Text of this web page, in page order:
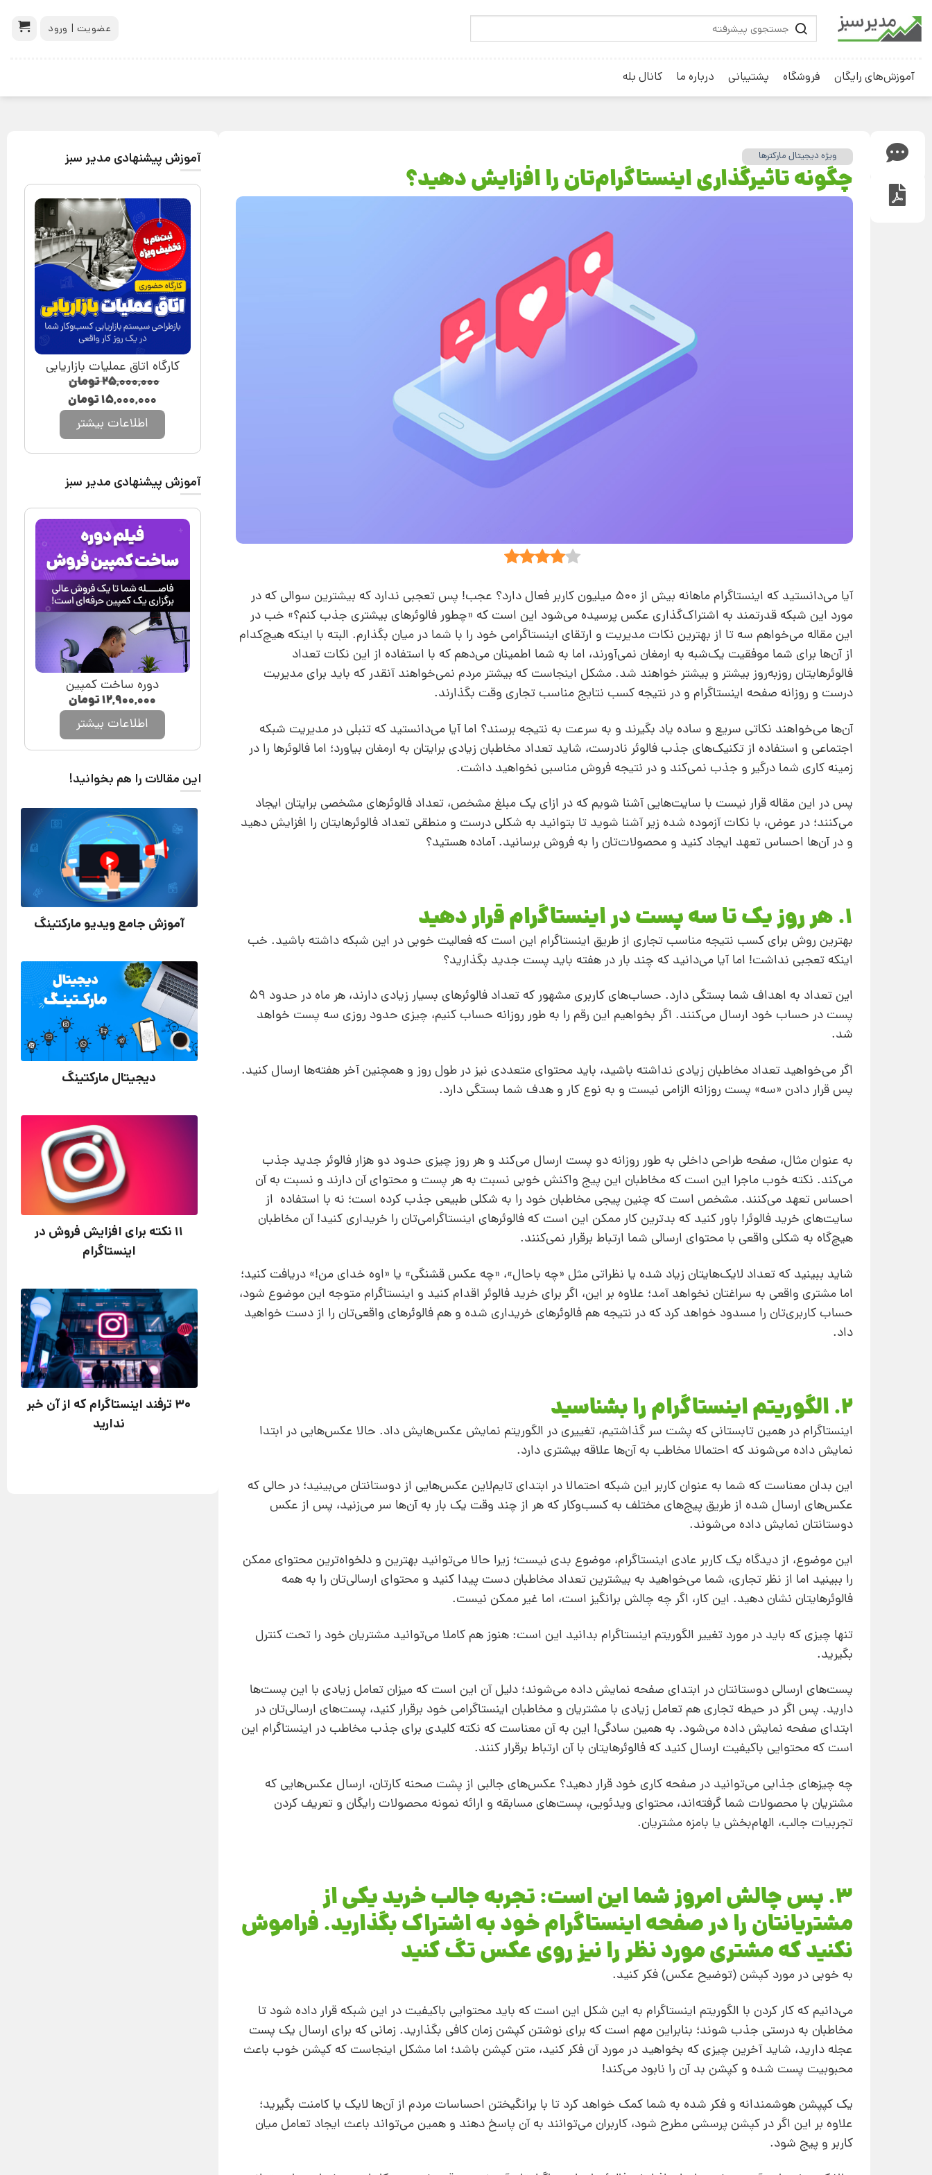
عضویت | ورود
آموزش‌های رایگان فروشگاه پشتیبانی درباره ما کانال بله
ویژه دیجیتال مارکترها
چگونه تاثیرگذاری اینستاگرام‌تان را افزایش دهید؟
آیا می‌دانستید که اینستاگرام ماهانه بیش از 500 میلیون کاربر فعال دارد؟ عجب! پس تعجبی ندارد که بیشترین سوالی که در
مورد این شبکه قدرتمند به اشتراک‌گذاری عکس پرسیده می‌شود این است که «چطور فالوئرهای بیشتری جذب کنم؟» خب در
این مقاله می‌خواهم سه تا از بهترین نکات مدیریت و ارتقای اینستاگرامی خود را با شما در میان بگذارم. البته با اینکه هیچ‌کدام
از آن‌ها برای شما موفقیت یک‌شبه به ارمغان نمی‌آورند، اما به شما اطمینان می‌دهم که با استفاده از این نکات تعداد
فالوئرهایتان روزبه‌روز بیشتر و بیشتر خواهند شد. مشکل اینجاست که بیشتر مردم نمی‌خواهند آنقدر که باید برای مدیریت
درست و روزانه صفحه اینستاگرام و در نتیجه کسب نتایج مناسب تجاری وقت بگذارند.
آن‌ها می‌خواهند نکاتی سریع و ساده یاد بگیرند و به سرعت به نتیجه برسند؟ اما آیا می‌دانستید که تنبلی در مدیریت شبکه
اجتماعی و استفاده از تکنیک‌های جذب فالوئر نادرست، شاید تعداد مخاطبان زیادی برایتان به ارمغان بیاورد؛ اما فالوئرها را در
زمینه کاری شما درگیر و جذب نمی‌کند و در نتیجه فروش مناسبی نخواهید داشت.
پس در این مقاله قرار نیست با سایت‌هایی آشنا شویم که در ازای یک مبلغ مشخص،‌ تعداد فالوئرهای مشخصی برایتان ایجاد
می‌کنند؛ در عوض، با نکات آزموده شده زیر آشنا شوید تا بتوانید به شکلی درست و منطقی تعداد فالوئرهایتان را افزایش دهید
و در آن‌ها احساس تعهد ایجاد کنید و محصولات‌تان را به فروش برسانید. آماده هستید؟
1. هر روز یک تا سه پست در اینستاگرام قرار دهید
بهترین روش برای کسب نتیجه مناسب تجاری از طریق اینستاگرام این است که فعالیت خوبی در این شبکه داشته باشید. خب
اینکه تعجبی نداشت! اما آیا می‌دانید که چند بار در هفته باید پست جدید بگذارید؟
این تعداد به اهداف شما بستگی دارد. حساب‌های کاربری مشهور که تعداد فالوئرهای بسیار زیادی دارند، هر ماه در حدود 59
پست در حساب خود ارسال می‌کنند. اگر بخواهیم این رقم را به طور روزانه حساب کنیم، چیزی حدود روزی سه پست خواهد
شد.
اگر می‌خواهید تعداد مخاطبان زیادی نداشته باشید، ‌باید محتوای متعددی نیز در طول روز و همچنین آخر هفته‌ها ارسال کنید.
پس قرار دادن «سه» پست روزانه الزامی نیست و به نوع کار و هدف شما بستگی دارد.
به عنوان مثال، صفحه طراحی داخلی به طور روزانه دو پست ارسال می‌کند و هر روز چیزی حدود دو هزار فالوئر جدید جذب
می‌کند. نکته خوب ماجرا این است که مخاطبان این پیج واکنش خوبی نسبت به هر پست و محتوای آن دارند و نسبت به آن
احساس تعهد می‌کنند. مشخص است که چنین پیجی مخاطبان خود را به شکلی طبیعی جذب کرده است؛ نه با استفاده از
سایت‌های خرید فالوئر! باور کنید که بدترین کار ممکن این است که فالوئرهای اینستاگرامی‌تان را خریداری کنید! آن مخاطبان
هیچ‌گاه به شکلی واقعی با محتوای ارسالی شما ارتباط برقرار نمی‌کنند.
شاید ببینید که تعداد لایک‌هایتان زیاد شده یا نظراتی مثل «چه باحال»، «چه عکس قشنگی» یا «اوه خدای من!» دریافت کنید؛
اما مشتری واقعی‌ به سراغتان نخواهد آمد؛ علاوه بر این، اگر برای خرید فالوئر اقدام کنید و اینستاگرام متوجه این موضوع شود،
حساب کاربری‌تان را مسدود خواهد کرد که در نتیجه هم فالوئرهای خریداری شده و هم فالوئرهای واقعی‌تان را از دست خواهید
داد.
2. الگوریتم اینستاگرام را بشناسید
اینستاگرام در همین تابستانی که پشت سر گذاشتیم،‌ تغییری در الگوریتم نمایش عکس‌هایش داد. حالا عکس‌هایی در ابتدا
نمایش داده می‌شوند که احتمالا مخاطب به آن‌ها علاقه بیشتری دارد.
این بدان معناست که شما به عنوان کاربر این شبکه احتمالا در ابتدای تایم‌لاین عکس‌هایی از دوستانتان می‌بینید؛ در حالی که
عکس‌های ارسال شده از طریق پیج‌های مختلف به کسب‌وکار که هر از چند وقت یک بار به آن‌ها سر می‌زنید، پس از عکس
دوستانتان نمایش داده می‌شوند.
این موضوع، از دیدگاه یک کاربر عادی اینستاگرام، ‌موضوع بدی نیست؛ زیرا حالا می‌‌‌توانید بهترین و دلخواه‌ترین محتوای ممکن
را ببینید اما از نظر تجاری،‌ شما می‌خواهید به بیشترین تعداد مخاطبان دست پیدا کنید و محتوای ارسالی‌تان را به همه
فالوئرهایتان نشان دهید. این کار، اگر چه چالش برانگیز است، اما غیر ممکن نیست.
تنها چیزی که باید در مورد تغییر الگوریتم اینستاگرام بدانید این است: هنوز هم کاملا می‌توانید مشتریان خود را تحت کنترل
بگیرید.
پست‌های ارسالی دوستانتان در ابتدای صفحه نمایش داده می‌شوند؛‌ دلیل آن این است که میزان تعامل زیادی با این پست‌ها
دارید. پس اگر در حیطه تجاری هم تعامل زیادی با مشتریان و مخاطبان اینستاگرامی خود برقرار کنید، پست‌های ارسالی‌تان در
ابتدای صفحه نمایش داده می‌شود. به همین سادگی! این به آن معناست که نکته کلیدی برای جذب مخاطب در اینستاگرام این
است که محتوایی باکیفیت ارسال کنید که فالوئرهایتان با آن ارتباط برقرار کنند.
چه چیزهای جذابی می‌توانید در صفحه کاری خود قرار دهید؟ عکس‌های جالبی از پشت صحنه کارتان، ارسال عکس‌هایی که
مشتریان با محصولات شما گرفته‌اند، محتوای ویدئویی، پست‌های مسابقه و ارائه نمونه محصولات رایگان و تعریف کردن
تجربیات جالب، الهام‌بخش یا بامزه مشتریان.
3. پس چالش امروز شما این است: تجربه جالب خرید یکی از
مشتریانتان را در صفحه اینستاگرام خود به اشتراک بگذارید. فراموش
نکنید که مشتری مورد نظر را نیز روی عکس تگ کنید
به خوبی در مورد کپشن (توضیح عکس) فکر کنید.
می‌دانیم که کار کردن با الگوریتم اینستاگرام به این شکل این است که باید محتوایی باکیفیت در این شبکه قرار داده شود تا
مخاطبان به درستی جذب شوند؛ بنابراین مهم است که برای نوشتن کپشن زمان کافی بگذارید. زمانی که برای ارسال یک پست
عجله دارید، شاید آخرین چیزی که بخواهید در مورد آن فکر کنید، متن کپشن باشد؛ اما مشکل اینجاست که کپشن خوب باعث
محبوبیت پست شده و کپشن بد آن را نابود می‌کند!
یک کپپشن هوشمندانه و فکر شده به شما کمک خواهد کرد تا با برانگیختن احساسات مردم از آن‌ها لایک یا کامنت بگیرید؛
علاوه بر این اگر در کپشن پرسشی مطرح شود، کاربران می‌توانند به آن پاسخ دهند و همین می‌تواند باعث ایجاد تعامل میان
کاربر و پیج شود.
آموزش پیشنهادی مدیر سبز
کارگاه اتاق عملیات بازاریابی
۲۵,۰۰۰,۰۰۰تومان
۱۵,۰۰۰,۰۰۰تومان
اطلاعات بیشتر
آموزش پیشنهادی مدیر سبز
دوره ساخت کمپین
۱۲,۹۰۰,۰۰۰تومان
اطلاعات بیشتر
این مقالات را هم بخوانید!
آموزش جامع ویدیو مارکتینگ
دیجیتال مارکتینگ
11 نکته برای افزایش فروش در
اینستاگرام
۳۰ ترفند اینستاگرام که از آن خبر
ندارید